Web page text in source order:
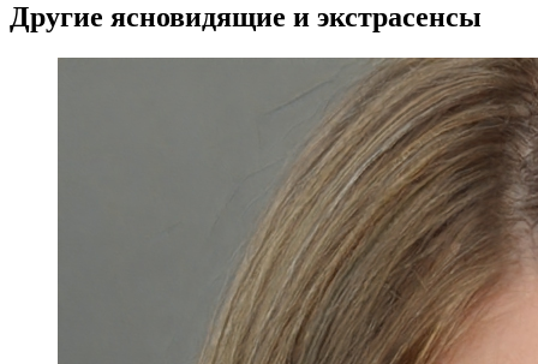
Другие ясновидящие и экстрасенсы